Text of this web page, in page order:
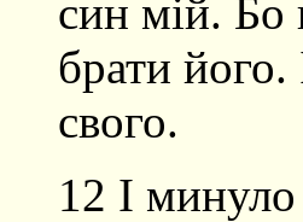
син мій. Бо
брати його.
свого.
12 І